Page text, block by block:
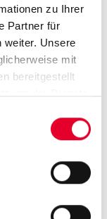
zu Ihrer
Partner für
weiter. Unsere
mit
bereitgestellt
der Dienste
und
und den